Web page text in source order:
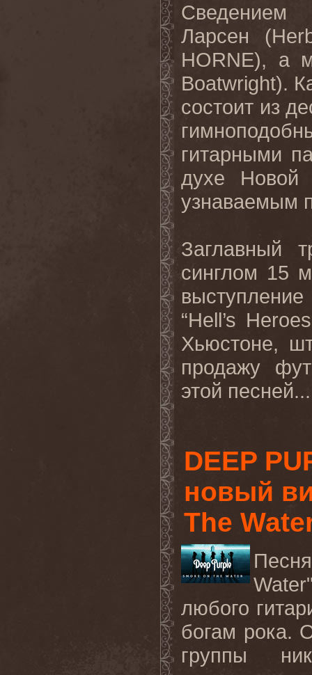
Сведением
Ларсен
HORNE), а
Boatwright).
состоит из
гитарными
духе Новой
узнаваемым
Заглавный
синглом 15
“Hell’s
Хьюстоне,
продажу
этой
DEEP
новый
The
Песня
любого
богам рока.
группы